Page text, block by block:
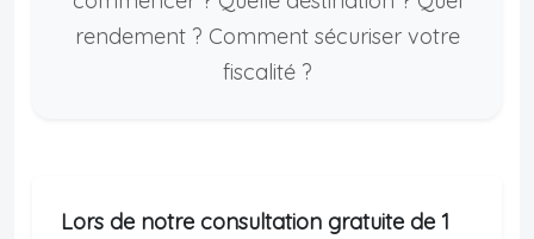
rendement ? Comment sécuriser votre
fiscalité ?
Lors de notre consultation gratuite de 1